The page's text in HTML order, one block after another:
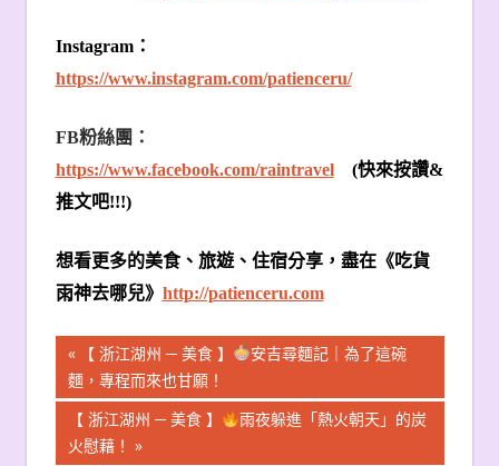
Instagram：
https://www.instagram.com/patienceru/
FB粉絲團：
https://www.facebook.com/raintravel
(快來按讚&
推文吧!!!)
想看更多的美食、旅遊、住宿分享，盡在《吃貨
雨神去哪兒》 http://patienceru.com
文
章
導
Previous
Post:
【 浙江湖州 ─ 美食 】
安吉尋麵記｜為了這碗
麵，專程而來也甘願！
Next
Post:
【 浙江湖州 ─ 美食 】
雨夜躲進「熱火朝天」的炭
火慰藉！